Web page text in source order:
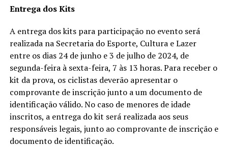
Entrega dos Kits
A entrega dos kits para participação no evento será
realizada na Secretaria do Esporte, Cultura e Lazer
entre os dias 24 de junho e 3 de julho de 2024, de
segunda-feira à sexta-feira, 7 às 13 horas. Para receber o
kit da prova, os ciclistas deverão apresentar o
comprovante de inscrição junto a um documento de
identificação válido. No caso de menores de idade
inscritos, a entrega do kit será realizada aos seus
responsáveis legais, junto ao comprovante de inscrição e
documento de identificação.